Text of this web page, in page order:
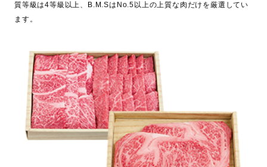
質等級は4等級以上、B.M.SはNo.5以上の上質な肉だけを厳選してい
ます。